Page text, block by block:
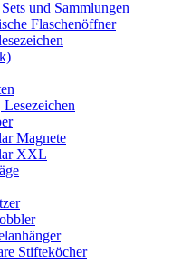
und Sammlungen
Flaschenöffner
Magnete
XXL
Stifteköcher